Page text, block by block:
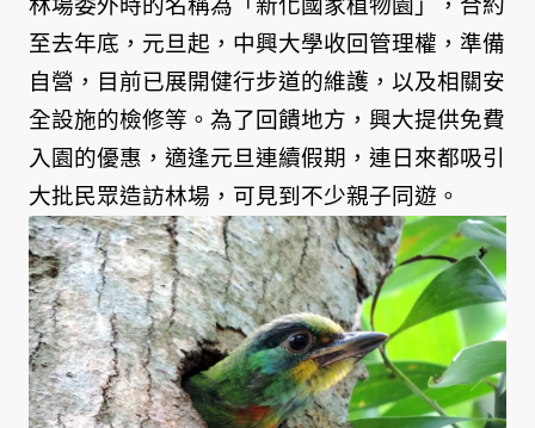
至去年底，元旦起，中興大學收回管理權，準備
自營，目前已展開健行步道的維護，以及相關安
全設施的檢修等。為了回饋地方，興大提供免費
入園的優惠，適逢元旦連續假期，連日來都吸引
大批民眾造訪林場，可見到不少親子同遊。